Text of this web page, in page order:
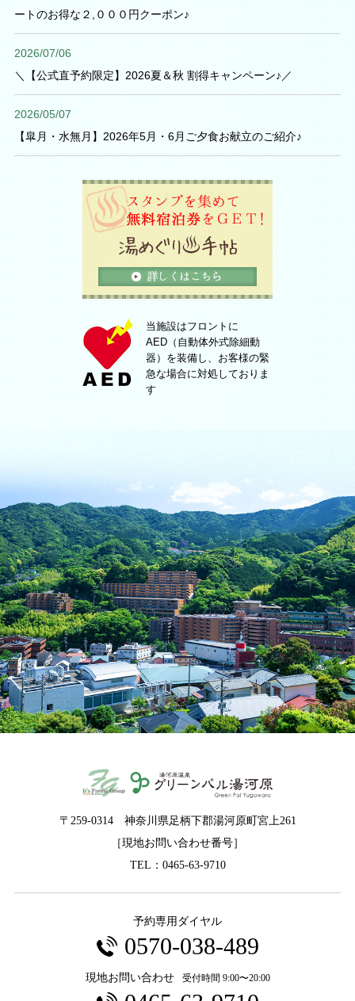
ートのお得な２,０００円クーポン♪
2026/07/06
＼【公式直予約限定】2026夏＆秋 割得キャンペーン♪／
2026/05/07
【皐月・水無月】2026年5月・6月ご夕食お献立のご紹介♪
当施設はフロントに
AED（自動体外式除細動
器）を装備し、お客様の緊
急な場合に対処しておりま
す
〒259-0314 神奈川県足柄下郡湯河原町宮上261
［現地お問い合わせ番号］
TEL：0465-63-9710
予約専用ダイヤル
0570-038-489
現地お問い合わせ 受付時間 9:00〜20:00